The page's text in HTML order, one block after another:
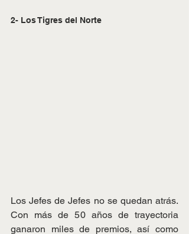
2- Los Tigres del Norte
Los Jefes de Jefes no se quedan atrás.
Con más de 50 años de trayectoria
ganaron miles de premios, así como